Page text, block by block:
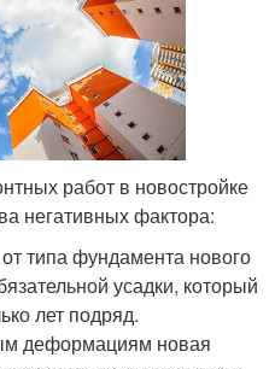
работ в новостройке
негативных фактора:
типа фундамента нового
усадки, который
лет подряд.
деформациям новая